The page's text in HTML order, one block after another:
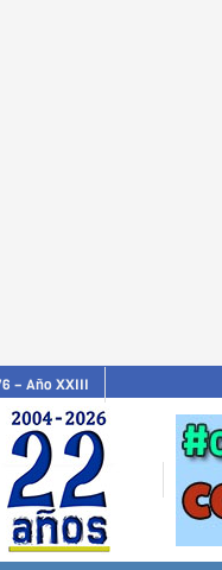
– Año XXIII